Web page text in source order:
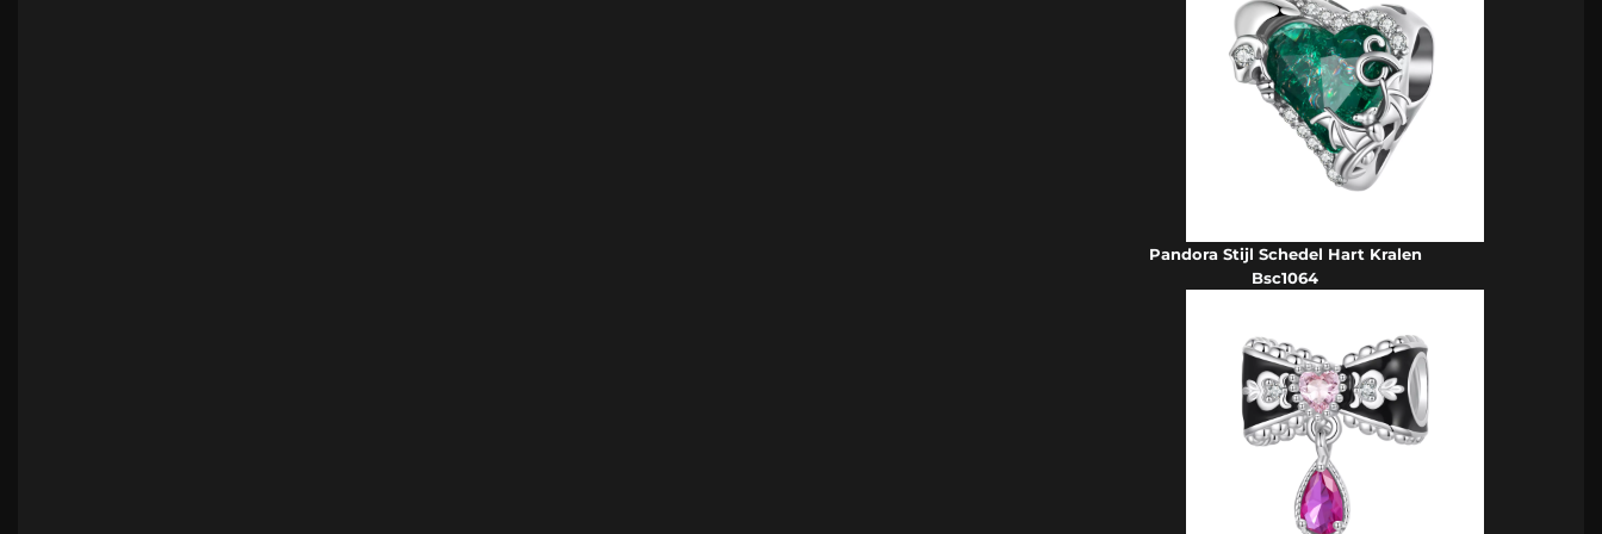
Pandora Stijl Schedel Hart Kralen
Bsc1064